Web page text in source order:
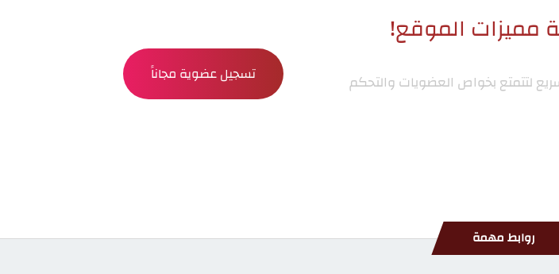
مميزات الموقع!
لتتمتع بخواص العضويات والتحكم
تسجيل عضوية مجاناً
روابط مهمة